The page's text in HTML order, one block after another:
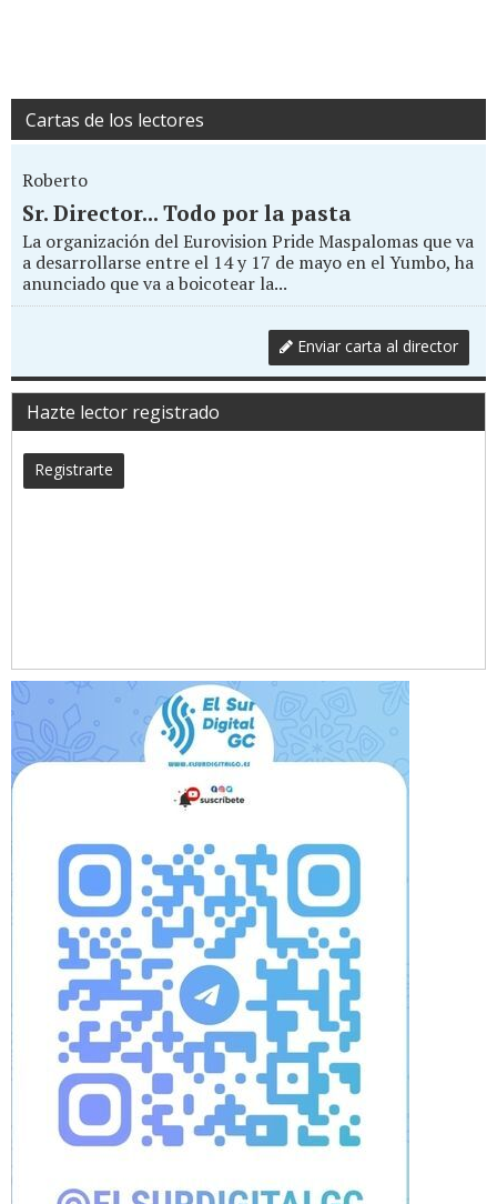
Cartas de los lectores
Roberto
Sr. Director... Todo por la pasta
La organización del Eurovision Pride Maspalomas que va
a desarrollarse entre el 14 y 17 de mayo en el Yumbo, ha
anunciado que va a boicotear la...
Enviar carta al director
Hazte lector registrado
Registrarte